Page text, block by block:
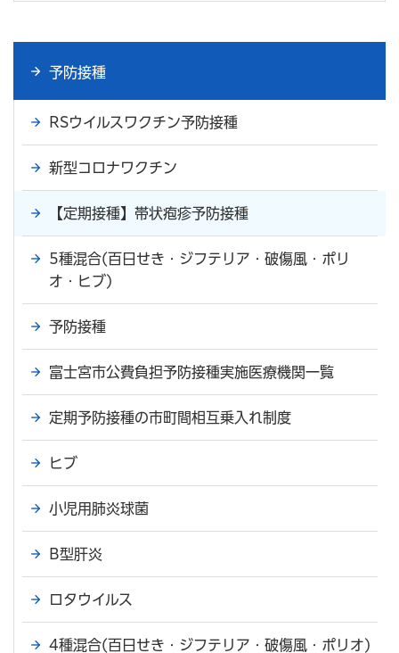
予防接種
RSウイルスワクチン予防接種
新型コロナワクチン
【定期接種】帯状疱疹予防接種
5種混合(百日せき・ジフテリア・破傷風・ポリ
オ・ヒブ)
予防接種
富士宮市公費負担予防接種実施医療機関一覧
定期予防接種の市町間相互乗入れ制度
ヒブ
小児用肺炎球菌
B型肝炎
ロタウイルス
4種混合(百日せき・ジフテリア・破傷風・ポリオ)